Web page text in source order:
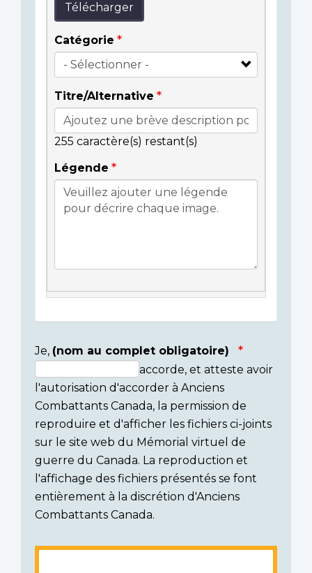
Télécharger
Catégorie
Titre/Alternative
255 caractère(s) restant(s)
Légende
Consent
section
Je, (nom au complet obligatoire)
accorde, et atteste avoir
l'autorisation d'accorder à Anciens
Combattants Canada, la permission de
reproduire et d'afficher les fichiers ci-joints
sur le site web du Mémorial virtuel de
guerre du Canada. La reproduction et
l'affichage des fichiers présentés se font
entièrement à la discrétion d'Anciens
Combattants Canada.